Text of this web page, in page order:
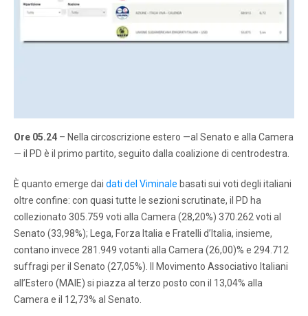
Ore 05.24 – Nella circoscrizione estero —al Senato e alla Camera
— il PD è il primo partito, seguito dalla coalizione di centrodestra.
È quanto emerge dai dati del Viminale basati sui voti degli italiani
oltre confine: con quasi tutte le sezioni scrutinate, il PD ha
collezionato 305.759 voti alla Camera (28,20%) 370.262 voti al
Senato (33,98%); Lega, Forza Italia e Fratelli d’Italia, insieme,
contano invece 281.949 votanti alla Camera (26,00)% e 294.712
suffragi per il Senato (27,05%). Il Movimento Associativo Italiani
all’Estero (MAIE) si piazza al terzo posto con il 13,04% alla
Camera e il 12,73% al Senato.